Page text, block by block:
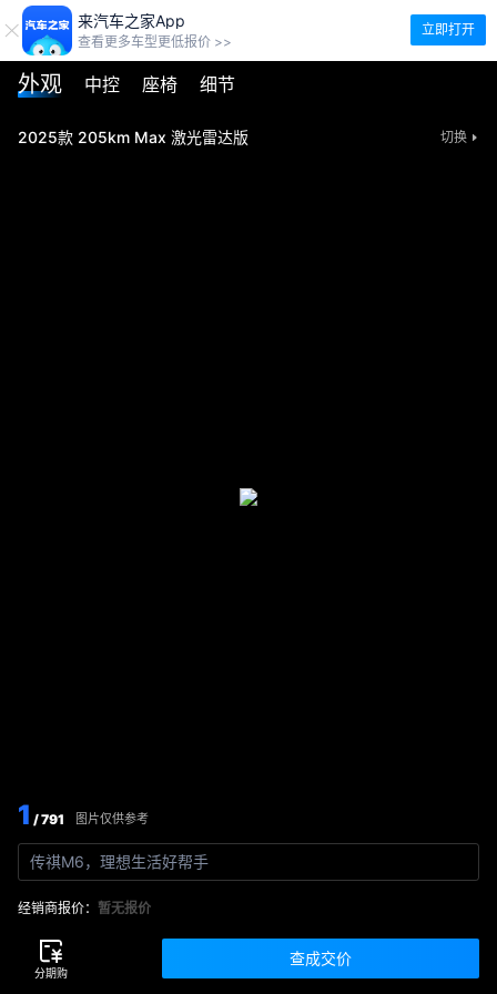
来汽车之家App
查看更多车型更低报价 >>
立即打开
外观 中控 座椅 细节
2025款 205km Max 激光雷达版 切换
1 / 791 图片仅供参考
传祺M6，理想生活好帮手
经销商报价： 暂无报价
查成交价